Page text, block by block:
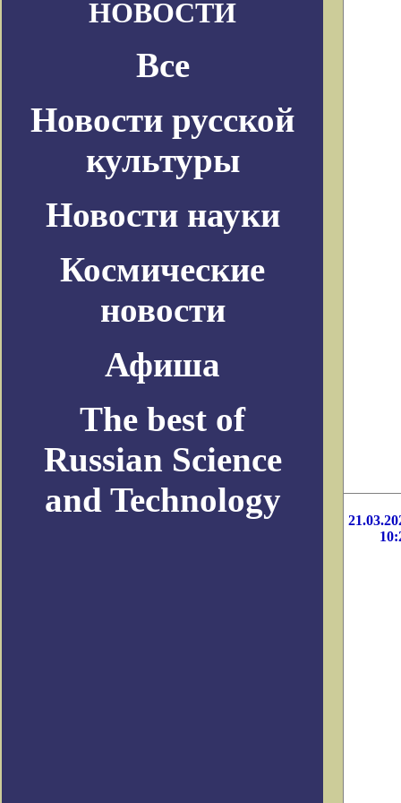
НОВОСТИ
Все
Новости русской
культуры
Новости науки
Космические
новости
Афиша
The best of
Russian Science
and Technology